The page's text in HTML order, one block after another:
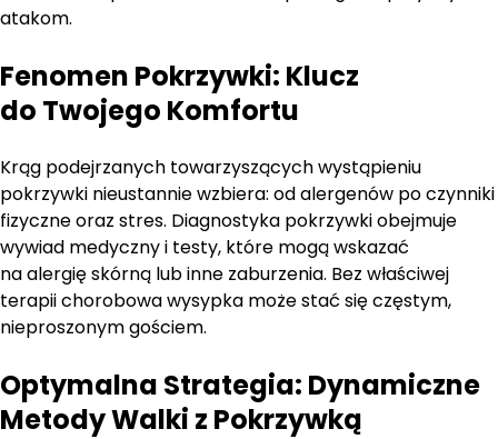
atakom.
Fenomen Pokrzywki: Klucz
do Twojego Komfortu
Krąg podejrzanych towarzyszących wystąpieniu
pokrzywki nieustannie wzbiera: od alergenów po czynniki
fizyczne oraz stres. Diagnostyka pokrzywki obejmuje
wywiad medyczny i testy, które mogą wskazać
na alergię skórną lub inne zaburzenia. Bez właściwej
terapii chorobowa wysypka może stać się częstym,
nieproszonym gościem.
Optymalna Strategia: Dynamiczne
Metody Walki z Pokrzywką